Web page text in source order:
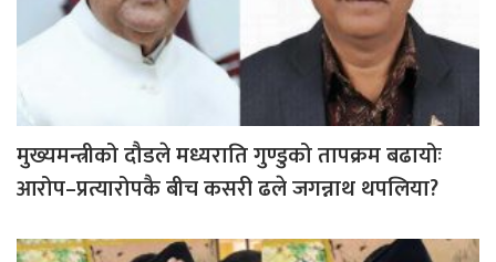
मुख्यमन्त्रीको दौडले मध्यराति गुण्डुको तापक्रम बढायोः
आरोप–प्रत्यारोपकै बीच कसरी ढले जगन्नाथ थपलिया?